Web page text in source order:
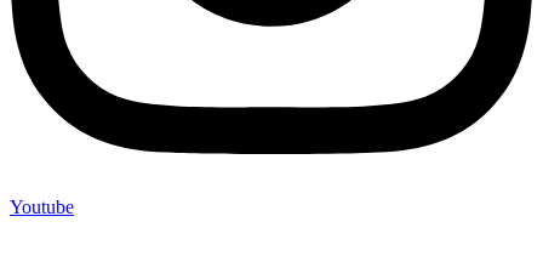
Youtube